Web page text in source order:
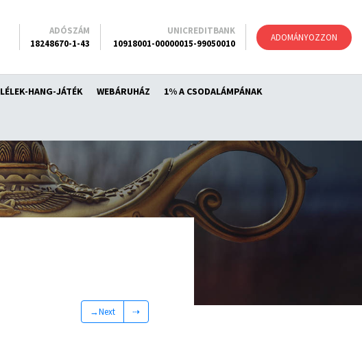
ADOMÁNYOZZON
LÉLEK-HANG-JÁTÉK WEBÁRUHÁZ 1% A CSODALÁMPÁNAK
ADÓSZÁM
18248670-1-43
UNICREDITBANK
10918001-00000015-99050010
→Next ⇢